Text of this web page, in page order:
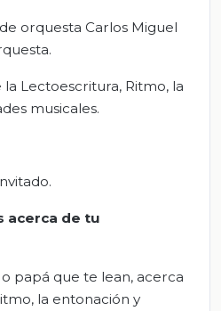
orquesta Carlos Miguel
Lectoescritura, Ritmo, la
musicales.
acerca de tu
papá que te lean, acerca
la entonación y